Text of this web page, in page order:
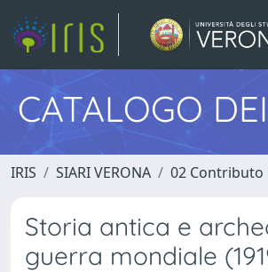
CATALOGO
IRIS SIARI VERONA 02 Contributo
Storia antica e
guerra mondiale